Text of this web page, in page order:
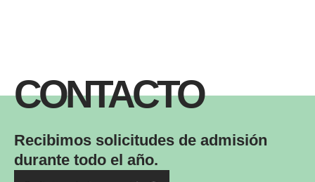
CONTACTO
Recibimos solicitudes de admisión
durante todo el año.